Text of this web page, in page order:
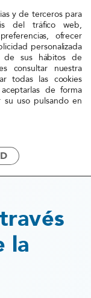
laboral y la
través de la
la
y de terceros para
del tráfico web,
ofrecer
personalizada
sus hábitos de
consultar nuestra
todas las cookies
de forma
su uso pulsando en